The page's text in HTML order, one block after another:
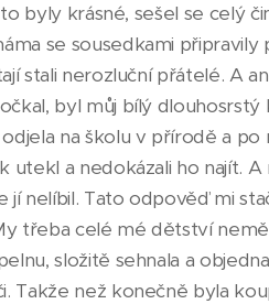
byly krásné, sešel se celý
se sousedkami
stali nerozluční přátelé. A
byl můj bílý
na školu v přírodě a
utekl a nedokázali ho najít.
nelíbil. Tato odpověď mi
třeba celé mé dětství
složitě sehnala a
Takže než konečně byla